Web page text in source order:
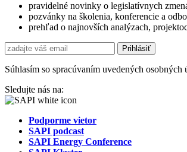
pravidelné novinky o legislatívnych
pozvánky na školenia, konferencie a
prehľad o najnovších analýzach,
Súhlasím so spracúvaním uvedených
Sledujte nás na:
Podporme vietor
SAPI podcast
SAPI Energy Conference